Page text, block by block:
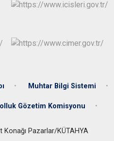
Muhtar Bilgi Sistemi
Gözetim Komisyonu
Pazarlar/KÜTAHYA